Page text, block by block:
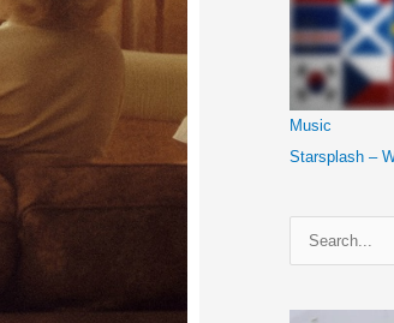
Music
Starsplash –
u